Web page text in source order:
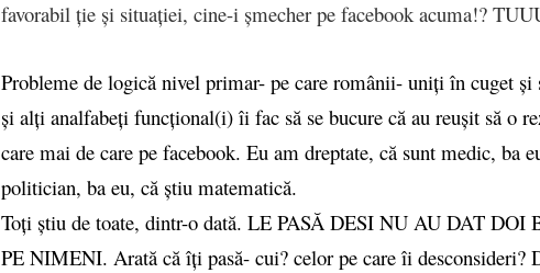
favorabil ție și situației, cine-i șmecher pe facebook acuma!?
Probleme de logică nivel primar- pe care românii- uniți în cuget
și alți analfabeți funcțional(i) îi fac să se bucure că au reușit să o
care mai de care pe facebook. Eu am dreptate, că sunt medic, ba
politician, ba eu, că știu matematică.
Toți știu de toate, dintr-o dată. LE PASĂ DESI NU AU DAT
PE NIMENI. Arată că îți pasă- cui? celor pe care îi desconsideri?